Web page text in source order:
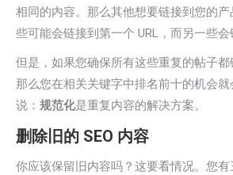
相同的内容。那么其他想要链接到您的
些可能会链接到第一个 URL，而另一些会
但是，如果您确保所有这些重复的帖子都
那么您在相关关键字中排名前十的机会
说： 规范化是重复内容的解决方案。
删除旧的 SEO 内容
你应该保留旧内容吗？这要看情况。您有